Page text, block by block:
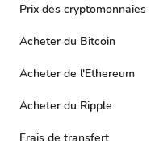
Prix ​​​​des cryptomonnaies
Acheter du Bitcoin
Acheter de l'Ethereum
Acheter du Ripple
Frais de transfert